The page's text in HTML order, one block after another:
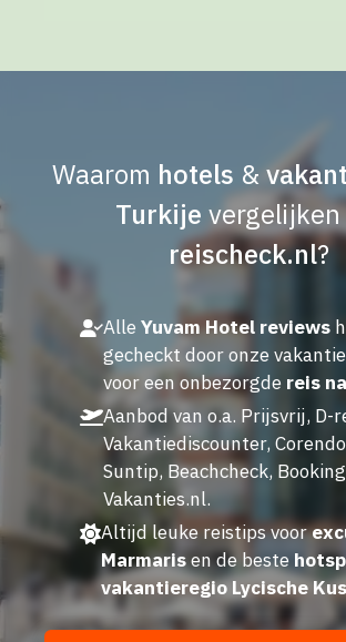
Waarom hotels &
Turkije
reischeck.nl?
Alle Yuvam Hotel reviews
gecheckt door onze
voor een onbezorgde reis
Aanbod van o.a. Prijsvrij, D-
Vakantiediscounter,
Suntip, Beachcheck,
Vakanties.nl.
Altijd leuke reistips voor
Marmarisen de beste
vakantieregio Lycische